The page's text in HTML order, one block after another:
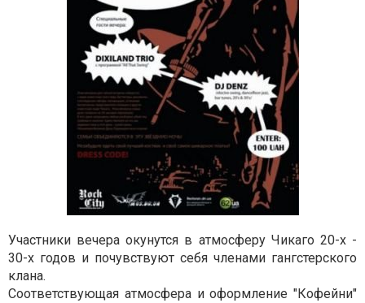
Участники вечера окунутся в атмосферу Чикаго 20-х -
30-х годов и почувствуют себя членами гангстерского
клана.
Соответствующая атмосфера и оформление "Кофейни"